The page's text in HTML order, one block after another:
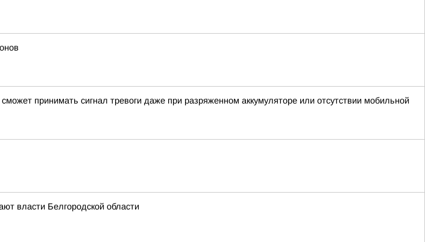
принимать сигнал тревоги даже при разряженном аккумуляторе или отсутствии мобильной
власти Белгородской области